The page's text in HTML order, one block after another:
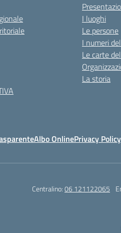
I luoghi
Le persone
I numeri
Le carte
La storia
Albo OnlinePrivacy Policy
Centralino:06 121122065